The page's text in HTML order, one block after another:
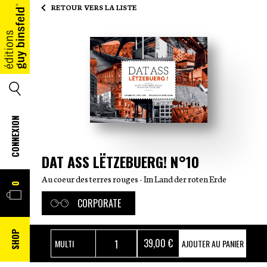
ACCUEIL
SEARCH
CONNEXION
PANIER
0
SHOP
RETOUR VERS LA LISTE
DAT ASS LËTZEBUERG! N°10
Au coeur des terres rouges - Im Land der roten Erde
CORPORATE
39,00 € AJOUTER AU PANIER